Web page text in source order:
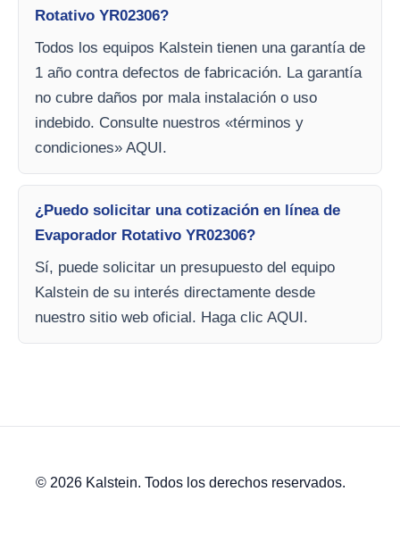
Rotativo YR02306?
Todos los equipos Kalstein tienen una garantía de
1 año contra defectos de fabricación. La garantía
no cubre daños por mala instalación o uso
indebido. Consulte nuestros «términos y
condiciones» AQUI.
¿Puedo solicitar una cotización en línea de
Evaporador Rotativo YR02306?
Sí, puede solicitar un presupuesto del equipo
Kalstein de su interés directamente desde
nuestro sitio web oficial. Haga clic AQUI.
© 2026 Kalstein. Todos los derechos reservados.